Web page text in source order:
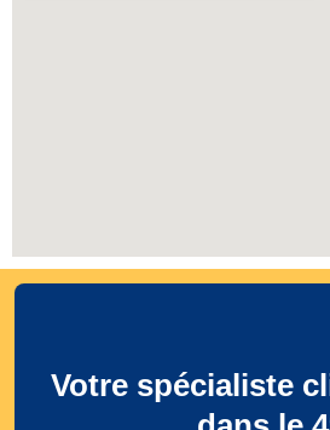
Votre spécialiste